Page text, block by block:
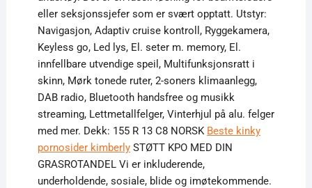
eller seksjonssjefer som er svært opptatt. Utstyr:
Navigasjon, Adaptiv cruise kontroll, Ryggekamera,
Keyless go, Led lys, El. seter m. memory, El.
innfellbare utvendige speil, Multifunksjonsratt i
skinn, Mørk tonede ruter, 2-soners klimaanlegg,
DAB radio, Bluetooth handsfree og musikk
streaming, Lettmetallfelger, Vinterhjul på alu. felger
med mer. Dekk: 155 R 13 C8 NORSK Beste kinky
pornosider kimberlySTØTT KPO MED DIN
GRASROTANDEL Vi er inkluderende,
underholdende, sosiale, blide og imøtekommende.